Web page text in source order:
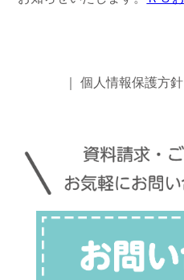
個人情報保護方針